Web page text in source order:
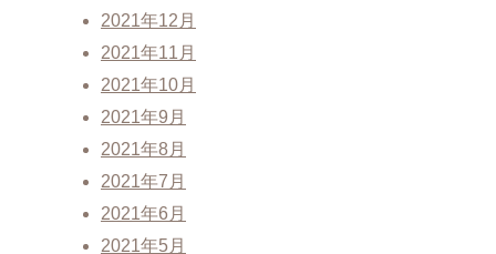
2021年12月
2021年11月
2021年10月
2021年9月
2021年8月
2021年7月
2021年6月
2021年5月